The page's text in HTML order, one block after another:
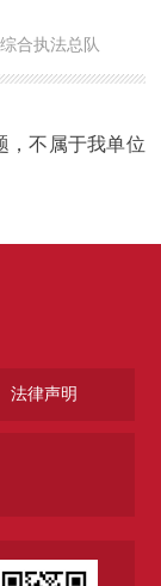
合执法总队
，不属于我单位
法律声明